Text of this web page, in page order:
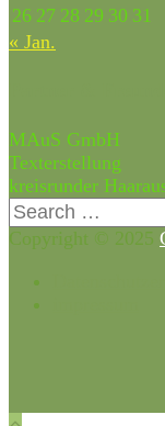
26 27 28 29 30 31
« Jan.
MAuS GmbH
Texterstellung
kreisrunder
Copyright © 2025